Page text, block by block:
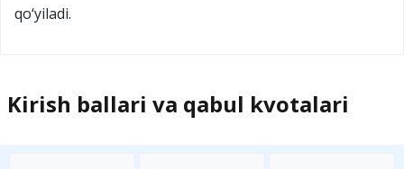
qo‘yiladi.
Kirish ballari va qabul kvotalari